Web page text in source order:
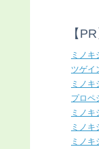
【
ミノキ
ツゲイ
ミノ
プロペ
ミノ
ミノキ
ミノキ